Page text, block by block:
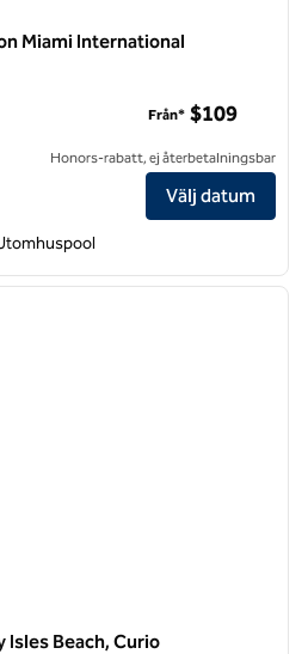
Miami International
Suites by Hilton Miami
Från* $109
Honors-rabatt, ej återbetalningsbar
Välj datum
nästa
Isles Beach, Curio